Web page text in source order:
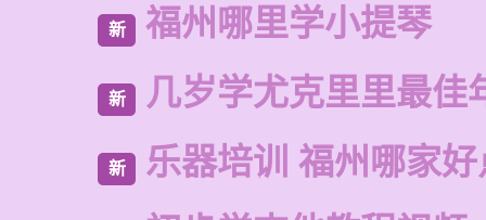
新 福州哪里学小提琴
新 几岁学尤克里里最佳
新 乐器培训 福州哪家好